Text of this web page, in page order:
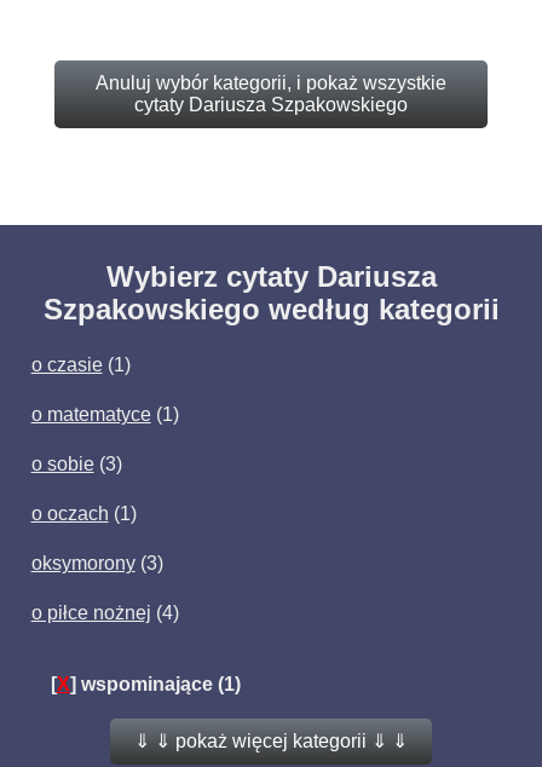
Anuluj wybór kategorii, i pokaż wszystkie
cytaty Dariusza Szpakowskiego
Wybierz cytaty Dariusza
Szpakowskiego według kategorii
o czasie(1)
o matematyce(1)
o sobie(3)
o oczach (1)
oksymorony(3)
o piłce nożnej (4)
[X] wspominające(1)
⇓ ⇓ pokaż więcej kategorii ⇓ ⇓